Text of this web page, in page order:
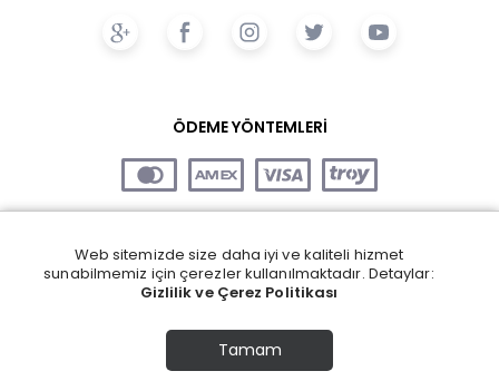
ÖDEME YÖNTEMLERİ
Web sitemizde size daha iyi ve kaliteli hizmet
sunabilmemiz için çerezler kullanılmaktadır. Detaylar:
Gizlilik ve Çerez Politikası
Tamam